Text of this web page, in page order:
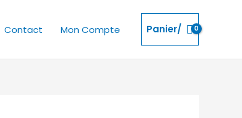
Contact Mon Compte Panier/